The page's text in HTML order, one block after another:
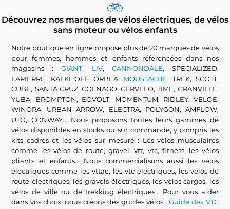
Découvrez nos marques de vélos électriques, de vélos
sans moteur ou vélos enfants
Notre boutique en ligne propose plus de 20 marques de vélos
pour femmes, hommes et enfants référencées dans nos
magasins :GIANT, LIV, CANNONDALE, SPECIALIZED,
LAPIERRE, KALKHOFF, ORBEA, MOUSTACHE, TREK, SCOTT,
CUBE, SANTA CRUZ, COLNAGO, CERVELO, TIME, GRANVILLE,
YUBA, BROMPTON, EOVOLT, MOMENTUM, RIDLEY, VELOE,
WINORA, URBAN ARROW, ELECTRA, POLYGON, AMFLOW,
UTO, CONWAY... Nous proposons toutes leurs gammes de
vélos disponibles en stocks ou sur commande, y compris les
kits cadres et les vélos sur mesure : Les vélos musculaires
comme les vélos de route, gravel, vtt, vtc, fitness, les vélos
pliants et enfants... Nous commercialisons aussi les vélos
électriques comme les vttae, les vtc électriques, les vélos de
route électriques, les gravels électriques, les vélos cargos, les
vélos de ville ou de trekking électriques... Pour vous aider
dans vos choix, nous créons des guides vélos :Guide des VTC